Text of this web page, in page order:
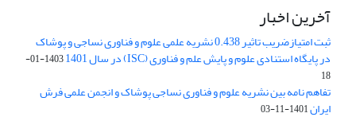
آخرین اخبار
ثبت امتیازضریب تاثیر 0.438 نشریه علمی علوم و فناوری نساجی و پوشاک
در پایگاه استنادی علوم و پایش علم و فناوری (ISC) در سال 1401
1403-01-
18
تفاهم نامه بین نشریه علوم و فناوری نساجی پوشاک و انجمن علمی فرش
ایران1401-11-03